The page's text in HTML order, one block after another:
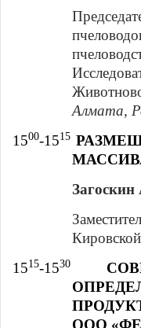
Алмата,
1500-1515
1515-1530
ООО